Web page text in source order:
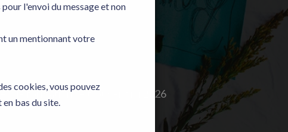
l'envoi du message et non
un mentionnant votre
cookies, vous pouvez
bas du site.
de formation se trouvent ici 2026